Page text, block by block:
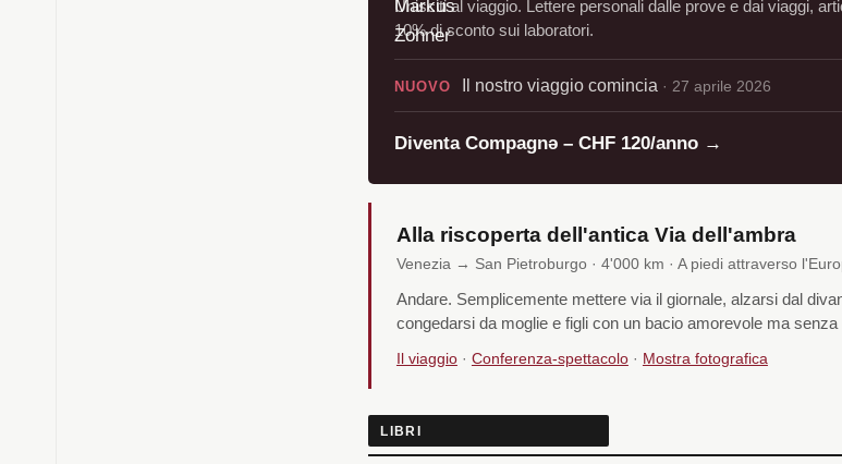
Unisciti al viaggio. Lettere personali dalle prove e dai viaggi,
10% di sconto sui laboratori.
NUOVO Il nostro viaggio comincia · 27 aprile 2026
Diventa Compagnə – CHF 120/anno →
Alla riscoperta dell'antica Via dell'ambra
Venezia → San Pietroburgo · 4'000 km · A piedi attraverso
Andare. Semplicemente mettere via il giornale, alzarsi dal
congedarsi da moglie e figli con un bacio amorevole ma
Il viaggio· Conferenza-spettacolo· Mostra fotografica
LIBRI